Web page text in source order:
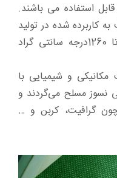
استفاده می باشند.
کاربرده شده در تولید
آن‌ها مقاومت حرارتی بین 360 تا 1260درجه سانتی گراد
مکانیکی و شیمیایی با
نسوز مسلح می‌گردند و
گرافیت، کربن و …